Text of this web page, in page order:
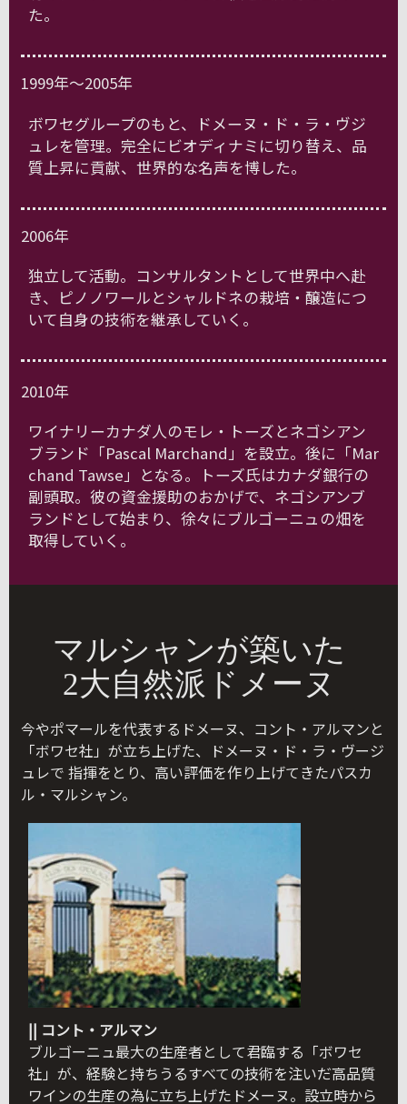
た。
1999年～2005年
ボワセグループのもと、ドメーヌ・ド・ラ・ヴジ
ュレを管理。完全にビオディナミに切り替え、品
質上昇に貢献、世界的な名声を博した。
2006年
独立して活動。コンサルタントとして世界中へ赴
き、ピノノワールとシャルドネの栽培・醸造につ
いて自身の技術を継承していく。
2010年
ワイナリーカナダ人のモレ・トーズとネゴシアン
ブランド「Pascal Marchand」を設立。後に「Mar
chand Tawse」となる。トーズ氏はカナダ銀行の
副頭取。彼の資金援助のおかげで、ネゴシアンブ
ランドとして始まり、徐々にブルゴーニュの畑を
取得していく。
マルシャンが築いた
2大自然派ドメーヌ
今やポマールを代表するドメーヌ、コント・アルマンと
「ボワセ社」が立ち上げた、ドメーヌ・ド・ラ・ヴージ
ュレで 指揮をとり、高い評価を作り上げてきたパスカ
ル・マルシャン。
|| コント・アルマン
ブルゴーニュ最大の生産者として君臨する「ボワセ
社」が、経験と持ちうるすべての技術を注いだ高品質
ワインの生産の為に立ち上げたドメーヌ。設立時から